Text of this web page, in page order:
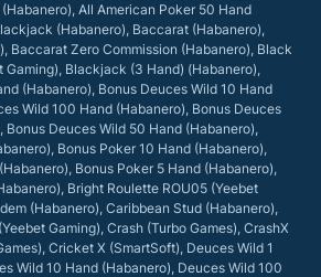
All American Poker 50 Hand
(Habanero), Baccarat (Habanero),
Baccarat Zero Commission (Habanero), Black
Gaming), Blackjack (3 Hand) (Habanero),
(Habanero), Bonus Deuces Wild 10 Hand
Wild 100 Hand (Habanero), Bonus Deuces
Bonus Deuces Wild 50 Hand (Habanero),
Bonus Poker 10 Hand (Habanero),
Bonus Poker 5 Hand (Habanero),
Bright Roulette ROU05 (Yeebet
(Habanero), Caribbean Stud (Habanero),
Gaming), Crash (Turbo Games), CrashX
Cricket X (SmartSoft), Deuces Wild 1
Wild 10 Hand (Habanero), Deuces Wild 100